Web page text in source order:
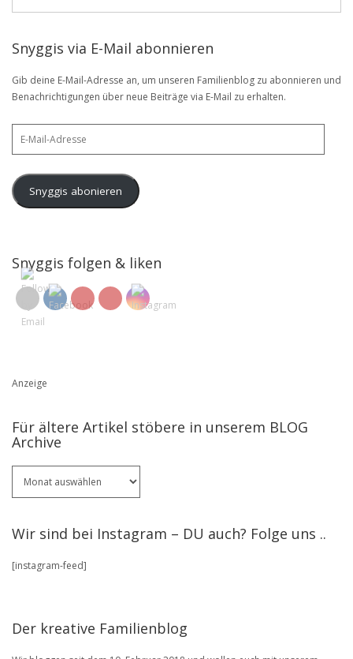
Snyggis via E-Mail abonnieren
Gib deine E-Mail-Adresse an, um unseren Familienblog zu abonnieren und
Benachrichtigungen über neue Beiträge via E-Mail zu erhalten.
Snyggis abonieren
Snyggis folgen & liken
Anzeige
Für ältere Artikel stöbere in unserem BLOG
Archive
ältere
in
BLOG
Wir sind bei Instagram – DU auch? Folge uns ..
[instagram-feed]
Der kreative Familienblog